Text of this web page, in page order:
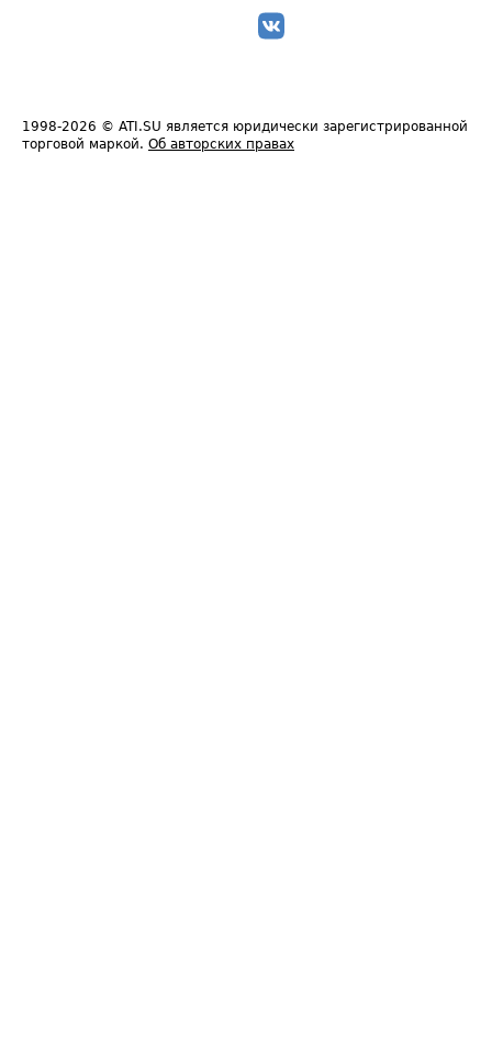
1998-2026 © ATI.SU является юридически зарегистрированной
торговой маркой. Об авторских правах